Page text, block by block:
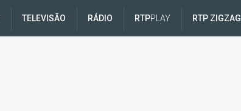
TELEVISÃO RÁDIO RTPPLAY RTP ZIGZAG